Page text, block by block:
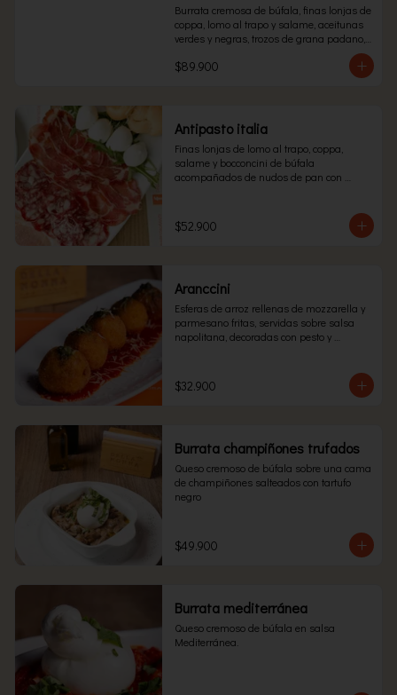
Burrata cremosa de búfala, finas lonjas de
coppa, lomo al trapo y salame, aceitunas
verdes y negras, trozos de grana padano,
champiñones y alcachofas acompañados
de chips de pizza .
$89.900
Antipasto italia
Finas lonjas de lomo al trapo, coppa,
salame y bocconcini de búfala
acompañados de nudos de pan con
$52.900
Aranccini
Esferas de arroz rellenas de mozzarella y
parmesano fritas, servidas sobre salsa
napolitana, decoradas con pesto y
$32.900
Burrata champiñones trufados
Queso cremoso de búfala sobre una cama
de champiñones salteados con tartufo
negro
$49.900
Burrata mediterránea
Queso cremoso de búfala en salsa
Mediterránea.